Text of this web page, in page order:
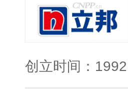
创立时间：1992